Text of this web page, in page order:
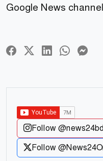
Google News
Follow
Follow